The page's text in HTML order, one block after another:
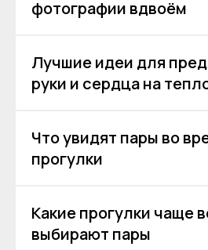
фотографии вдвоём
Лучшие идеи для
руки и сердца на
Что увидят пары во
прогулки
Какие прогулки чаще
выбирают пары
Покровский
Аренда теплоходов
VIP КРУИЗЫ
Мероприятия